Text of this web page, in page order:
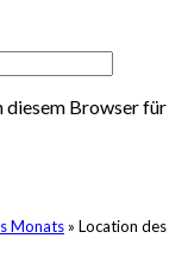
diesem Browser für
Monats » Location des